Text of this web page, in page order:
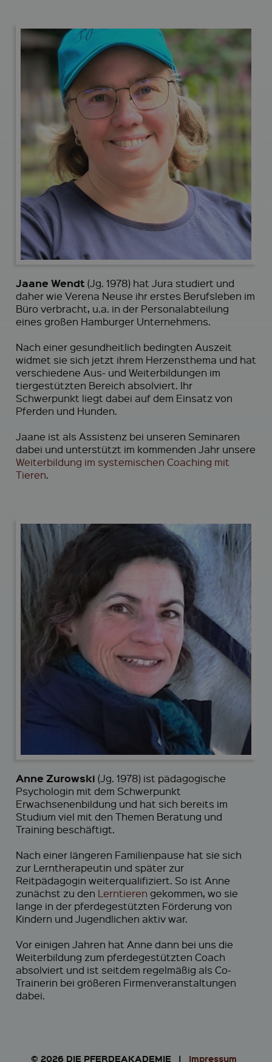
Jaane Wendt(Jg. 1978) hat Jura studiert und
daher wie Verena Neuse ihr erstes Berufsleben im
Büro verbracht, u.a. in der Personalabteilung
eines großen Hamburger Unternehmens.
Nach einer gesundheitlich bedingten Auszeit
widmet sie sich jetzt ihrem Herzensthema und hat
verschiedene Aus- und Weiterbildungen im
tiergestützten Bereich absolviert. Ihr
Schwerpunkt liegt dabei auf dem Einsatz von
Pferden und Hunden.
Jaane ist als Assistenz bei unseren Seminaren
dabei und unterstützt im kommenden Jahr unsere
Weiterbildung im systemischen Coaching mit
Tieren.
Anne Zurowski (Jg. 1978) ist pädagogische
Psychologin mit dem Schwerpunkt
Erwachsenenbildung und hat sich bereits im
Studium viel mit den Themen Beratung und
Training beschäftigt.
Nach einer längeren Familienpause hat sie sich
zur Lerntherapeutin und später zur
Reitpädagogin weiterqualifiziert. So ist Anne
zunächst zu den Lerntieren gekommen, wo sie
lange in der pferdegestützten Förderung von
Kindern und Jugendlichen aktiv war.
Vor einigen Jahren hat Anne dann bei uns die
Weiterbildung zum pferdegestützten Coach
absolviert und ist seitdem regelmäßig als Co-
Trainerin bei größeren Firmenveranstaltungen
dabei.
© 2026 DIE PFERDEAKADEMIE | Impressum